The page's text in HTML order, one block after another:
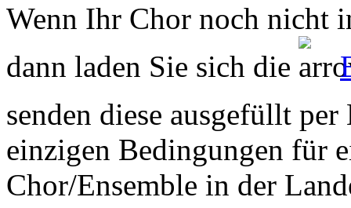
Wenn Ihr Chor noch nicht
dann laden Sie sich die
senden diese ausgefüllt
einzigen Bedingungen für
Chor/Ensemble in der